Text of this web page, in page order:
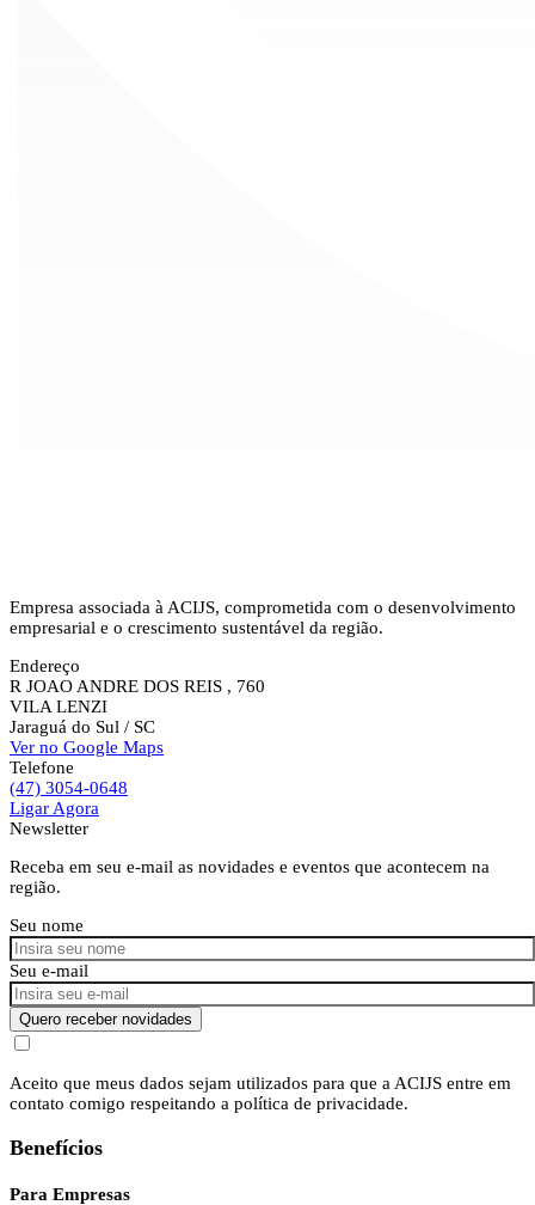
Empresa associada à ACIJS, comprometida com o desenvolvimento
empresarial e o crescimento sustentável da região.
Endereço
R JOAO ANDRE DOS REIS , 760
VILA LENZI
Jaraguá do Sul / SC
Ver no Google Maps
Telefone
(47) 3054-0648
Ligar Agora
Newsletter
Receba em seu e-mail as novidades e eventos que acontecem na
região.
Seu nome
Seu e-mail
Quero receber novidades
Aceito que meus dados sejam utilizados para que a ACIJS entre em
contato comigo respeitando a política de privacidade.
Benefícios
Para Empresas